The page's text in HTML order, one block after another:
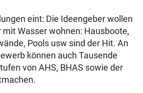
eint: Die Ideengeber wollen
Wasser wohnen: Hausboote,
Pools usw sind der Hit. An
können auch Tausende
von AHS, BHAS sowie der